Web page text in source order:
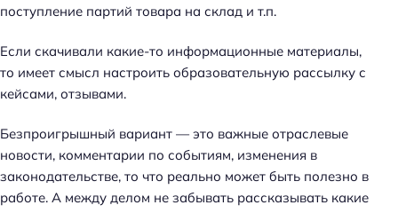
поступление партий товара на склад и т.п.
Если скачивали какие-то информационные материалы,
то имеет смысл настроить образовательную рассылку с
кейсами, отзывами.
Безпроигрышный вариант — это важные отраслевые
новости, комментарии по событиям, изменения в
законодательстве, то что реально может быть полезно в
работе. А между делом не забывать рассказывать какие